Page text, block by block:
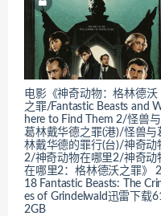
电影《神奇动物：格林德沃
之罪/Fantastic Beasts and
here to Find Them 2/怪兽与
葛林戴华德之罪(港)/怪兽与
林戴华德的罪行(台)/神奇动
2/神奇动物在哪里2/神奇动
在哪里2：格林德沃之罪》
18 Fantastic Beasts: The
es of Grindelwald迅雷下载
2GB